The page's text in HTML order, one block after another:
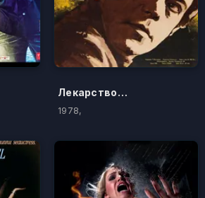
Лекарство против страха
1978,